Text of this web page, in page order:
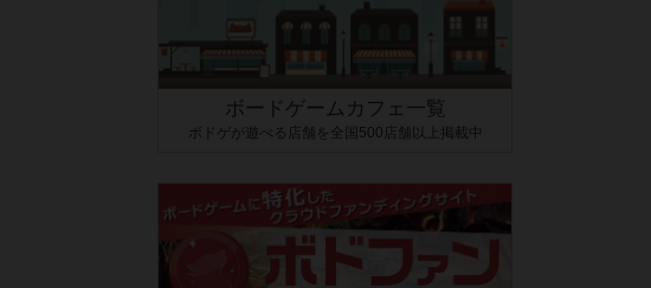
ボードゲームカフェ一覧
ボドゲが遊べる店舗を全国500店舗以上掲載中